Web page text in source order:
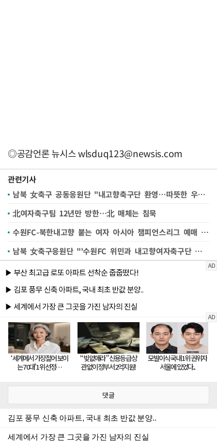
◎공감언론 뉴시스wlsduq123@newsis.com
관련기사
남북 女축구 공동응원단 "내고향축구단 환영…따뜻한 우의 나누길"
北여자축구팀 12년만 방한…北 매체는 침묵
수원FC-북한내고향 붙는 여자 아시아 챔피언스리그 예매 시작
남북 女축구응원단 "'수원FC 위민과 내고향여자축구단 양팀 모두 응원…선전 기원"
댓글